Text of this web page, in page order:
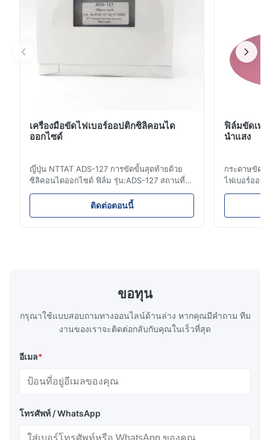
เครื่องมือขัดไฟเบอร์ออปติกซิลิคอนได
ออกไซด์
ญี่ปุ่น NTTAT ADS-127 การขัดขั้นสุดท้ายด้วย
ซิลิคอนไดออกไซด์ ฟิล์ม รุ่น:ADS-127 สถานที่
กำเนิด:ญี่ปุ่น รายละเอียดโดยย่อ ● พ่นอนุภาค
อย่างสม่ำเสมอบนพื้นผิวเคลือบ ● ความเข้มและ
ความยืดหยุ่นที่ดี เหมาะสำหรับการขัดในแง่มุม
ติดต่อตอนนี้
ฟิล์มขัดเพช
นำแสง
กระดาษขัด
ไฟเบอร์ออป
ใยแก้วนำแส
ความยืดหยุ่น
ขอทุน
กรุณาใช้แบบสอบถามทางออนไลน์ด้านล่าง หากคุณมีคําถาม ทีม
งานของเราจะติดต่อกลับกับคุณในเร็วที่สุด
อีเมล*
โทรศัพท์ / WhatsApp